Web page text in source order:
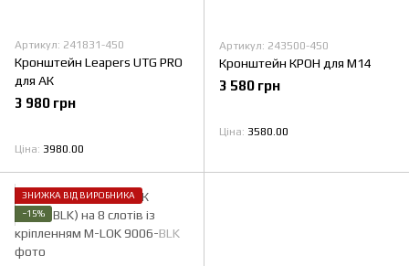
Артикул: 241831-450
Кронштейн Leapers UTG PRO
для АК
3 980 грн
Ціна 3980.00
Артикул: 243500-450
Кронштейн КРОН для М14
3 580 грн
Ціна 3580.00
ЗНИЖКА ВІД ВИРОБНИКА
−15%